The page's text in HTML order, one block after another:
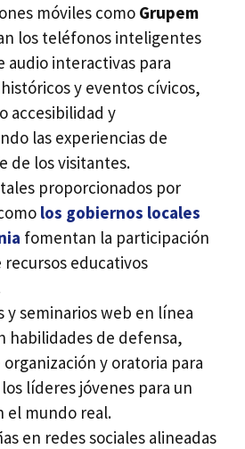
móviles como Grupem
los teléfonos inteligentes
audio interactivas para
y eventos cívicos,
accesibilidad y
las experiencias de
de los visitantes.
proporcionados por
los gobiernos locales
fomentan la participación
recursos educativos
y seminarios web en línea
habilidades de defensa,
y oratoria para
líderes jóvenes para un
el mundo real.
en redes sociales alineadas